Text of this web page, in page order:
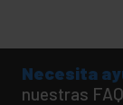
Necesita
nuestras